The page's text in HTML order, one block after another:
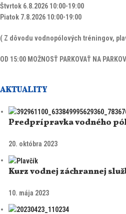
Štvrtok 6.8.2026 10:00-19:00
Piatok 7.8.2026 10:00-19:00
( Z dôvodu vodnopólových tréningov,
OD 15:00 MOŽNOSŤ PARKOVAŤ NA
AKTUALITY
Predprípravka vodného
20. októbra 2023
Kurz vodnej záchrannej
10. mája 2023